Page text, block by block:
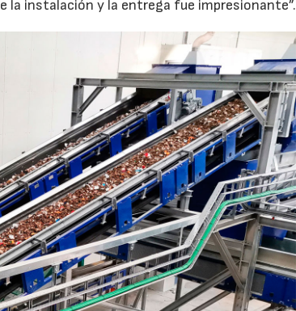
la instalación y la entrega fue impresionante”.